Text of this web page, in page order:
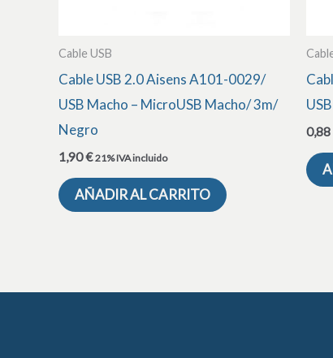
Cable USB
Cable USB 2.0 Aisens A101-0029/
USB Macho – MicroUSB Macho/ 3m/
Negro
1,90€ 21% IVA incluido
AÑADIR AL CARRITO
0,88